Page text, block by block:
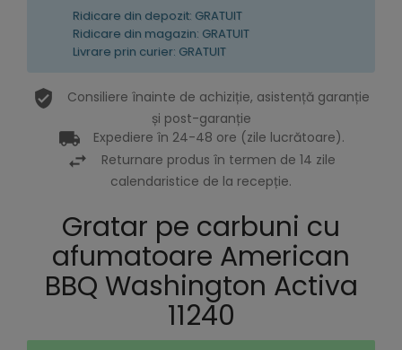
Ridicare din depozit: GRATUIT
Ridicare din magazin: GRATUIT
Livrare prin curier: GRATUIT
Consiliere înainte de achiziție, asistență garanție
și post-garanție
Expediere în 24-48 ore (zile lucrătoare).
Returnare produs în termen de 14 zile
calendaristice de la recepție.
Gratar pe carbuni cu
afumatoare American
BBQ Washington Activa
11240